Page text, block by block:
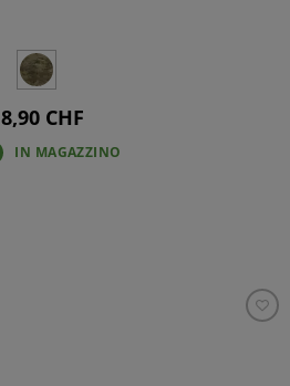
8,90 CHF
IN MAGAZZINO